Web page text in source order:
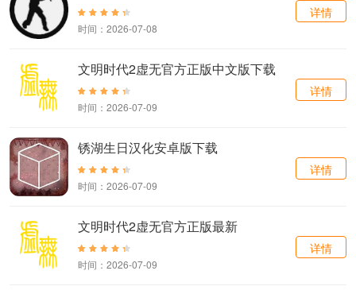
时间：2026-07-08
详情
文明时代2虚无官方正版中文版下载
时间：2026-07-09
详情
锈湖生日汉化安卓版下载
时间：2026-07-09
详情
文明时代2虚无官方正版最新
时间：2026-07-09
详情